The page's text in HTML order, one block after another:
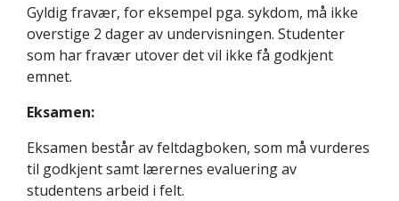
Gyldig fravær, for eksempel pga. sykdom, må ikke
overstige 2 dager av undervisningen. Studenter
som har fravær utover det vil ikke få godkjent
emnet.
Eksamen:
Eksamen består av feltdagboken, som må vurderes
til godkjent samt lærernes evaluering av
studentens arbeid i felt.